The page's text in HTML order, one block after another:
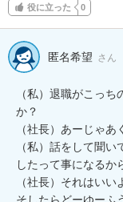
役に立った 0
匿名希望 さん
（私）退職がこっ
か？
（社長）あーじゃ
（私）話をして聞
したって事になるか
（社長）それはいい
そしたらどーゆーふ